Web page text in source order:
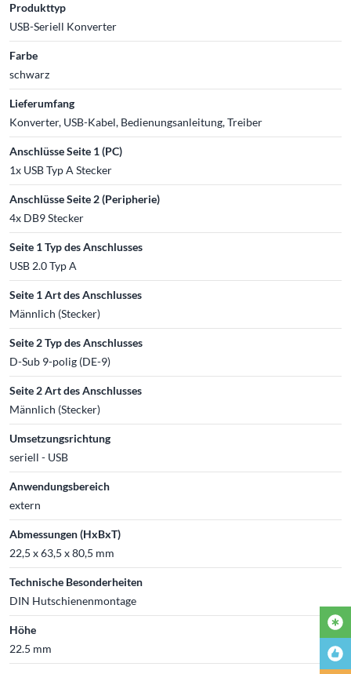
Produkttyp
USB-Seriell Konverter
Farbe
schwarz
Lieferumfang
Konverter, USB-Kabel, Bedienungsanleitung, Treiber
Anschlüsse Seite 1 (PC)
1x USB Typ A Stecker
Anschlüsse Seite 2 (Peripherie)
4x DB9 Stecker
Seite 1 Typ des Anschlusses
USB 2.0 Typ A
Seite 1 Art des Anschlusses
Männlich (Stecker)
Seite 2 Typ des Anschlusses
D-Sub 9-polig (DE-9)
Seite 2 Art des Anschlusses
Männlich (Stecker)
Umsetzungsrichtung
seriell - USB
Anwendungsbereich
extern
Abmessungen (HxBxT)
22,5 x 63,5 x 80,5 mm
Technische Besonderheiten
DIN Hutschienenmontage
Höhe
22.5 mm